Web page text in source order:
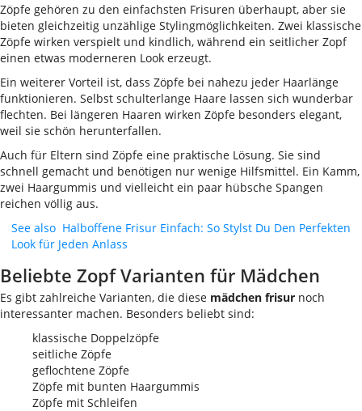
Zöpfe gehören zu den einfachsten Frisuren überhaupt, aber sie
bieten gleichzeitig unzählige Stylingmöglichkeiten. Zwei klassische
Zöpfe wirken verspielt und kindlich, während ein seitlicher Zopf
einen etwas moderneren Look erzeugt.
Ein weiterer Vorteil ist, dass Zöpfe bei nahezu jeder Haarlänge
funktionieren. Selbst schulterlange Haare lassen sich wunderbar
flechten. Bei längeren Haaren wirken Zöpfe besonders elegant,
weil sie schön herunterfallen.
Auch für Eltern sind Zöpfe eine praktische Lösung. Sie sind
schnell gemacht und benötigen nur wenige Hilfsmittel. Ein Kamm,
zwei Haargummis und vielleicht ein paar hübsche Spangen
reichen völlig aus.
See also Halboffene Frisur Einfach: So Stylst Du Den Perfekten
Look für Jeden Anlass
Beliebte Zopf Varianten für Mädchen
Es gibt zahlreiche Varianten, die diese mädchen frisur noch
interessanter machen. Besonders beliebt sind:
klassische Doppelzöpfe
seitliche Zöpfe
geflochtene Zöpfe
Zöpfe mit bunten Haargummis
Zöpfe mit Schleifen